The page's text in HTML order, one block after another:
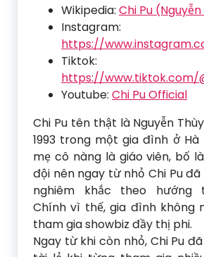
Wikipedia: Chi Pu
Instagram:
https://
Tiktok:
https://www.tiktok.com/
Youtube: Chi Pu Official
Chi Pu tên thật là Nguyễn
1993 trong một gia đình ở Hà
mẹ cô nàng là giáo viên, bố
đội nên ngay từ nhỏ Chi Pu
nghiêm khắc theo hướng
Chính vì thế, gia đình không
tham gia showbiz đầy thị phi.
Ngay từ khi còn nhỏ, Chi Pu